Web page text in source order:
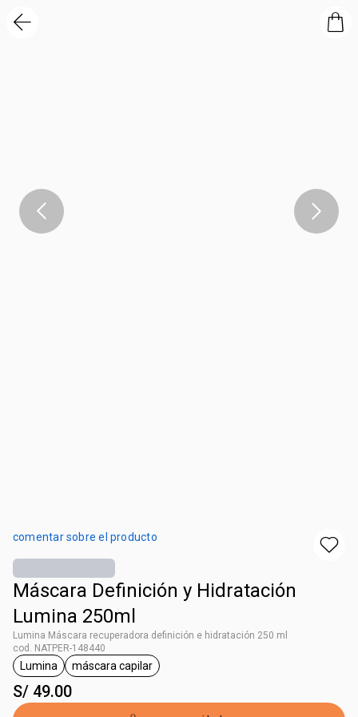
comentar sobre el producto
Máscara Definición y Hidratación
Lumina 250ml
Lumina Máscara recuperadora definición e hidratación 250 ml
cod. NATPER-148440
etiqueta Lumina
Lumina
etiqueta máscara capilar
máscara capilar
S/ 49.00